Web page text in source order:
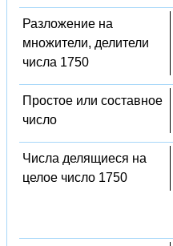
Разложение на
множители, делители
числа 1750
Простое или составное
число
Числа делящиеся на
целое число 1750